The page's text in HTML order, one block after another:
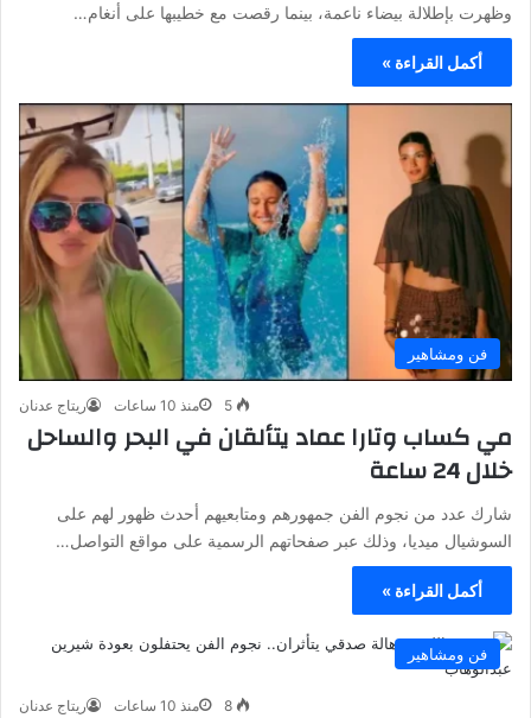
وظهرت بإطلالة بيضاء ناعمة، بينما رقصت مع خطيبها على أنغام…
أكمل القراءة »
فن ومشاهير
ريتاج عدنان منذ 10 ساعات
مي كساب وتارا عماد يتألقان في البحر والساحل
خلال 24 ساعة
شارك عدد من نجوم الفن جمهورهم ومتابعيهم أحدث ظهور لهم على
السوشيال ميديا، وذلك عبر صفحاتهم الرسمية على مواقع التواصل…
أكمل القراءة »
فن ومشاهير
ريتاج عدنان منذ 10 ساعات